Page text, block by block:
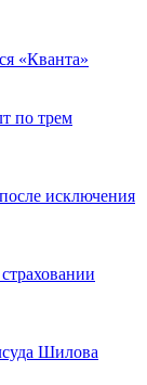
«Кванта»
по трем
исключения
Шилова